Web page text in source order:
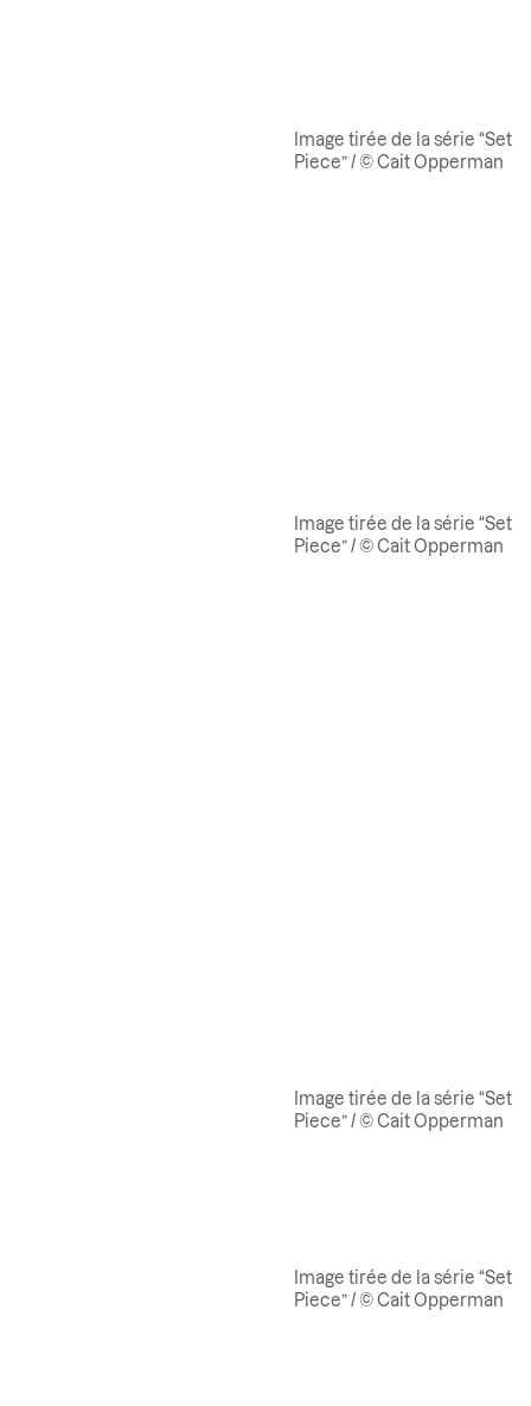
Image tirée de la série “Set
Piece” / © Cait Opperman
Image tirée de la série “Set
Piece” / © Cait Opperman
Image tirée de la série “Set
Piece” / © Cait Opperman
Image tirée de la série “Set
Piece” / © Cait Opperman